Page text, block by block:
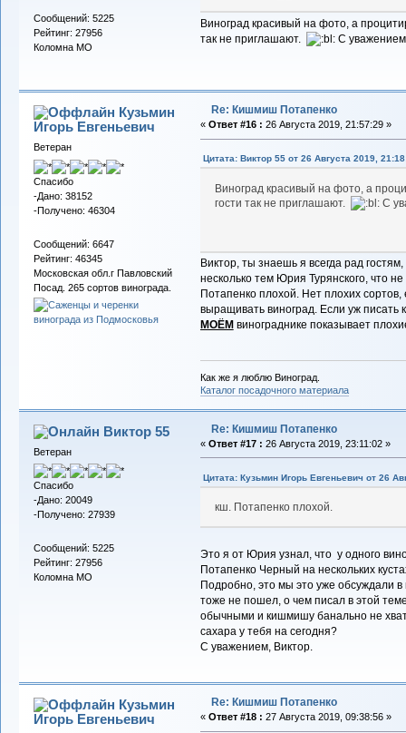
Сообщений: 5225
Рейтинг: 27956
Коломна МО
Виноград красивый на фото, а
так не приглашают.
С
Кузьмин
Игорь Евгеньевич
Ветеран
Спасибо
-Дано: 38152
-Получено: 46304
Сообщений: 6647
Рейтинг: 46345
Московская обл.г Павловский
Посад. 265 сортов винограда.
Re: Кишмиш Потапенко
« Ответ #16 : 26 Августа 2019, 21:57:29 »
Цитата: Виктор 55 от 26 Августа 2019,
Виноград красивый на фото, а
гости так не приглашают.
С
Виктор, ты знаешь я всегда рад
несколько тем Юрия Турянского, что
Потапенко плохой. Нет плохих
выращивать виноград. Если уж писать
МОЁМ винограднике показывает
Как же я люблю Виноград.
Каталог посадочного материала
Виктор 55
Ветеран
Спасибо
-Дано: 20049
-Получено: 27939
Сообщений: 5225
Рейтинг: 27956
Коломна МО
Re: Кишмиш Потапенко
« Ответ #17 : 26 Августа 2019, 23:11:02 »
Цитата: Кузьмин Игорь Евгеньевич от 26
кш. Потапенко плохой.
Это я от Юрия узнал, что у одного
Потапенко Черный на нескольких
Подробно, это мы это уже обсуждали в
тоже не пошел, о чем писал в этой
обычными и кишмишу банально не
сахара у тебя на сегодня?
С уважением, Виктор.
Кузьмин
Игорь Евгеньевич
Re: Кишмиш Потапенко
« Ответ #18 : 27 Августа 2019, 09:38:56 »